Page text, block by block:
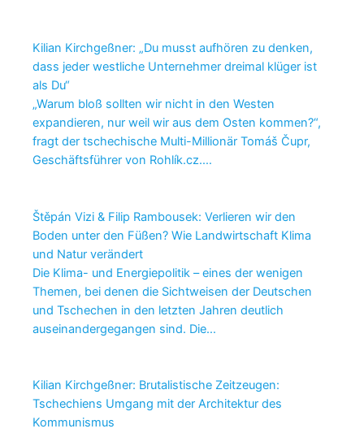
Kilian Kirchgeßner: „Du musst aufhören zu denken,
dass jeder westliche Unternehmer dreimal klüger ist
als Du“
„Warum bloß sollten wir nicht in den Westen
expandieren, nur weil wir aus dem Osten kommen?“,
fragt der tschechische Multi-Millionär Tomáš Čupr,
Geschäftsführer von Rohlík.cz.…
Štěpán Vizi & Filip Rambousek: Verlieren wir den
Boden unter den Füßen? Wie Landwirtschaft Klima
und Natur verändert
Die Klima- und Energiepolitik – eines der wenigen
Themen, bei denen die Sichtweisen der Deutschen
und Tschechen in den letzten Jahren deutlich
auseinandergegangen sind. Die…
Kilian Kirchgeßner: Brutalistische Zeitzeugen:
Tschechiens Umgang mit der Architektur des
Kommunismus